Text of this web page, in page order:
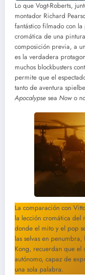
Lo que Vogt-Roberts,
montador Richard
fantástico filmado con
cromática de una
composición previa, a
es la verdadera
muchos blockbusters
permite que el
tanto de aventura
Apocalypse sea Nowo
La comparación con
la lección cromática del
donde el mito y el pop
las selvas en
Kong, recuerdan que el
autónomo, capaz de
una sola palabra.